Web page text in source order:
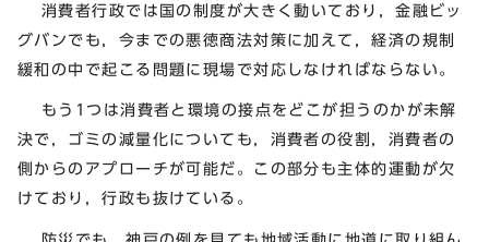
消費者行政では国の制度が大きく動いており，金融ビッ
グバンでも，今までの悪徳商法対策に加えて，経済の規制
緩和の中で起こる問題に現場で対応しなければならない。
もう1つは消費者と環境の接点をどこが担うのかが未解
決で，ゴミの減量化についても，消費者の役割，消費者の
側からのアプローチが可能だ。この部分も主体的運動が欠
けており，行政も抜けている。